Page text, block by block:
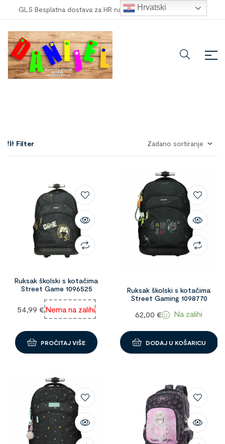
GLS Besplatna dostava za HR narudžbe veće od 100,00 €
Filter
Ruksak školski s kotačima
Street Game 1096525
54,99 €Nema na zalihi
PROČITAJ VIŠE
Ruksak školski s kotačima
Street Gaming 1098770
62,00€ Na zalihi
DODAJ U KOŠARICU
Hrvatski